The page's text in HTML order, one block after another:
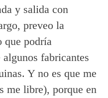
y salida con
preveo la
que podría
fabricantes
Y no es que me
me libre), porque en